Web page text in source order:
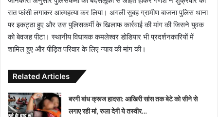
रात फांसी लगाकर आत्महत्या कर लिया। अगली सुबह ग्रामीण बाजना पुलिस थाना
पर इकट्ठा हुए और उस पुलिसकर्मी के खिलाफ कार्रवाई की मांग की जिसने युवक
को बेवजह पीटा। स्थानीय विधायक कमलेश्‍वर डोडियार भी प्रदर्शनकारियों में
शामिल हुए और पीड़ित परिवार के लिए न्याय की मांग की।
Related Articles
बरगी बांध क्रूज हादसा: आखिरी सांस तक बेटे को सीने से
लगाए रही मां, रुला देगी ये तस्वीर…